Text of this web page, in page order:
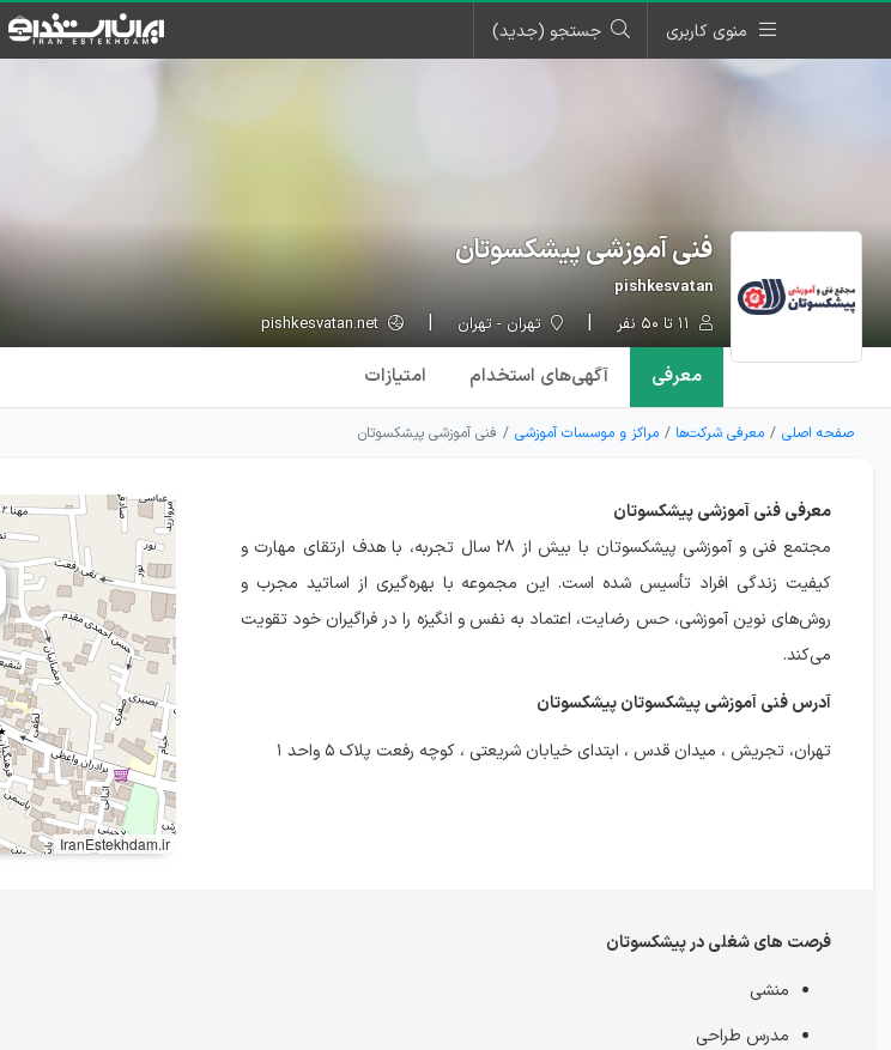
منوی کاربری جستجو (جدید)
فنی آموزشی پیشکسوتان
pishkesvatan
تهران - تهران
معرفی آگهی‌های استخدام امتیازات
صفحه اصلی معرفی شرکت‌ها مراکز و موسسات آموزشی فنی آموزشی پیشکسوتان
معرفی فنی آموزشی پیشکسوتان
مجتمع فنی و آموزشی پیشکسوتان با بیش از ۲۸ سال تجربه، با هدف ارتقای مهارت و
کیفیت زندگی افراد تأسیس شده است. این مجموعه با بهره‌گیری از اساتید مجرب و
روش‌های نوین آموزشی، حس رضایت، اعتماد به نفس و انگیزه را در فراگیران خود تقویت
می‌کند.
آدرس فنی آموزشی پیشکسوتان پیشکسوتان
تهران، تجریش ، میدان قدس ، ابتدای خیابان شریعتی ، کوچه رفعت پلاک ۵ واحد ۱
IranEstekhdam.ir
فرصت های شغلی در پیشکسوتان
منشی
مدرس طراحی